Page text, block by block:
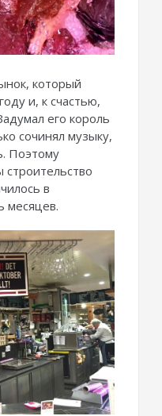
который
и, к счастью,
его король
сочинял музыку,
Поэтому
строительство
в
месяцев.